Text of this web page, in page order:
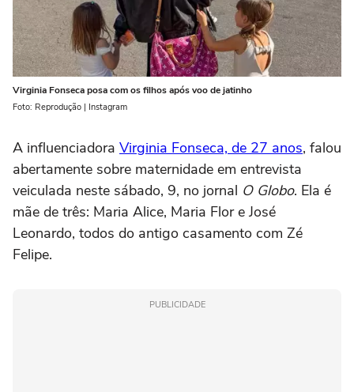
Virginia Fonseca posa com os filhos após voo de jatinho
Foto: Reprodução | Instagram
A influenciadora Virginia Fonseca, de 27 anos, falou
abertamente sobre maternidade em entrevista
veiculada neste sábado, 9, no jornal O Globo. Ela é
mãe de três: Maria Alice, Maria Flor e José
Leonardo, todos do antigo casamento com Zé
Felipe.
PUBLICIDADE